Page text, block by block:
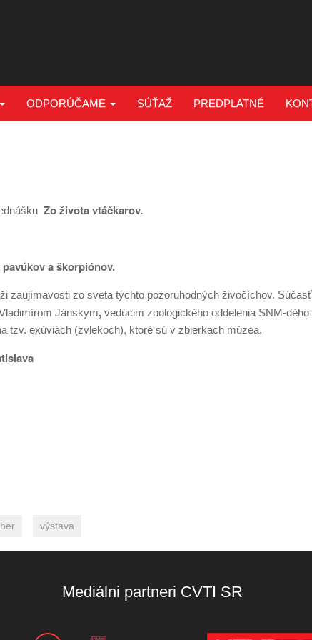
ODPORÚČAME SÚŤAŽ PREDPLATNÉ
Zo života vtáčkarov.
a škorpiónov.
zo sveta týchto pozoruhodných živočíchov.
Jánskym, vedúcim zoologického oddelenia SNM-
tzv. exúviách (zvlekoch), ktoré sú v zbierkach múzea.
výstava
Mediálni partneri CVTI SR